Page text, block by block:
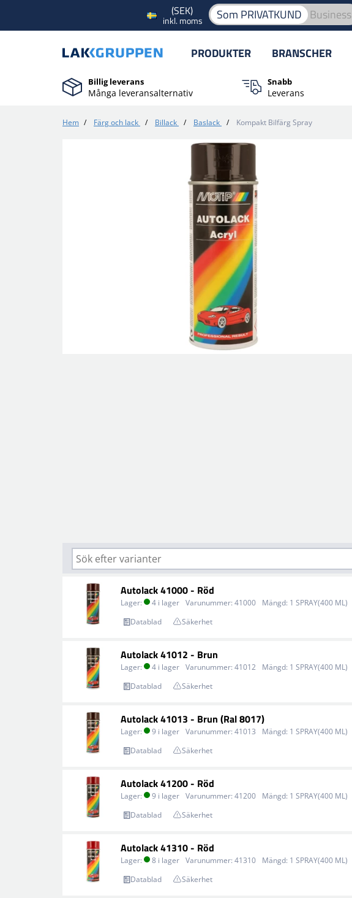
(SEK)
inkl. moms Som PRIVATKUND Business
PRODUKTER BRANSCHER
Billig leverans
Många leveransalternativ
Snabb
Leverans
Hem / Färg och lack / Billack / Baslack / Kompakt Bilfärg Spray
Autolack 41000 - Röd
Lager: 4 i lager Varunummer: 41000 Mängd: 1 SPRAY(400 ML)
Datablad
Säkerhet
Autolack 41012 - Brun
Lager: 4 i lager Varunummer: 41012 Mängd: 1 SPRAY(400 ML)
Datablad
Säkerhet
Autolack 41013 - Brun (Ral 8017)
Lager: 9 i lager Varunummer: 41013 Mängd: 1 SPRAY(400 ML)
Datablad
Säkerhet
Autolack 41200 - Röd
Lager: 9 i lager Varunummer: 41200 Mängd: 1 SPRAY(400 ML)
Datablad
Säkerhet
Autolack 41310 - Röd
Lager: 8 i lager Varunummer: 41310 Mängd: 1 SPRAY(400 ML)
Datablad
Säkerhet